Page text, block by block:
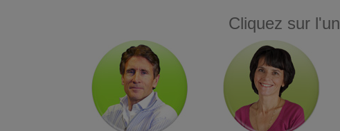
Cliquez sur